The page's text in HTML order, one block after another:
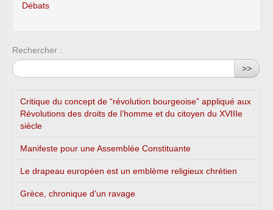
Débats
Rechercher :
>>
Critique du concept de “révolution bourgeoise” appliqué aux
Révolutions des droits de l’homme et du citoyen du XVIIIe
siècle
Manifeste pour une Assemblée Constituante
Le drapeau européen est un emblème religieux chrétien
Grèce, chronique d’un ravage